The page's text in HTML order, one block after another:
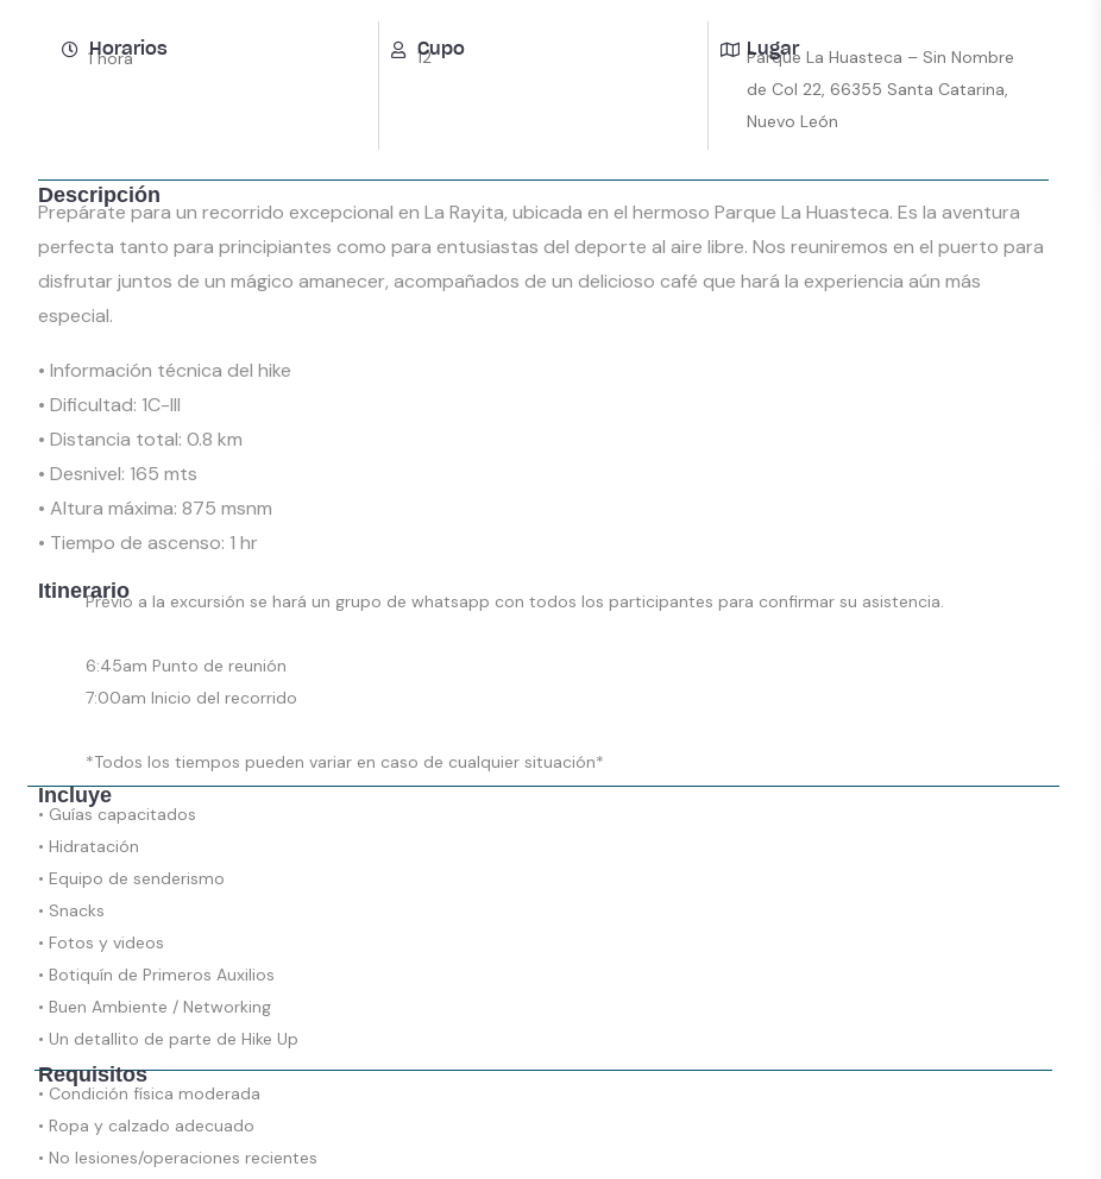
Horarios
1 hora Cupo
12 Lugar
Parque La Huasteca – Sin Nombre
de Col 22, 66355 Santa Catarina,
Nuevo León
Descripción
Prepárate para un recorrido excepcional en La Rayita, ubicada en el hermoso Parque La Huasteca. Es la aventura
perfecta tanto para principiantes como para entusiastas del deporte al aire libre. Nos reuniremos en el puerto para
disfrutar juntos de un mágico amanecer, acompañados de un delicioso café que hará la experiencia aún más
especial.
• Información técnica del hike
• Dificultad: 1C-lll
• Distancia total: 0.8 km
• Desnivel: 165 mts
• Altura máxima: 875 msnm
• Tiempo de ascenso: 1 hr
ItinerarioPrevio a la excursión se hará un grupo de whatsapp con todos los participantes para confirmar su asistencia.
6:45am Punto de reunión
7:00am Inicio del recorrido
*Todos los tiempos pueden variar en caso de cualquier situación*
Incluye
• Guías capacitados
• Hidratación
• Equipo de senderismo
• Snacks
• Fotos y videos
• Botiquín de Primeros Auxilios
• Buen Ambiente / Networking
• Un detallito de parte de Hike Up
Requisitos
• Condición física moderada
• Ropa y calzado adecuado
• No lesiones/operaciones recientes